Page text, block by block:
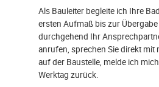
Als Bauleiter begleite ich Ihre
ersten Aufmaß bis zur
durchgehend Ihr
anrufen, sprechen Sie direkt mit
auf der Baustelle, melde ich
Werktag zurück.